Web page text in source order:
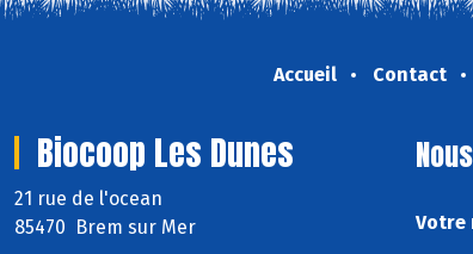
Accueil Contact
Biocoop Les Dunes
21 rue de l'ocean
85470 Brem sur Mer
Votre